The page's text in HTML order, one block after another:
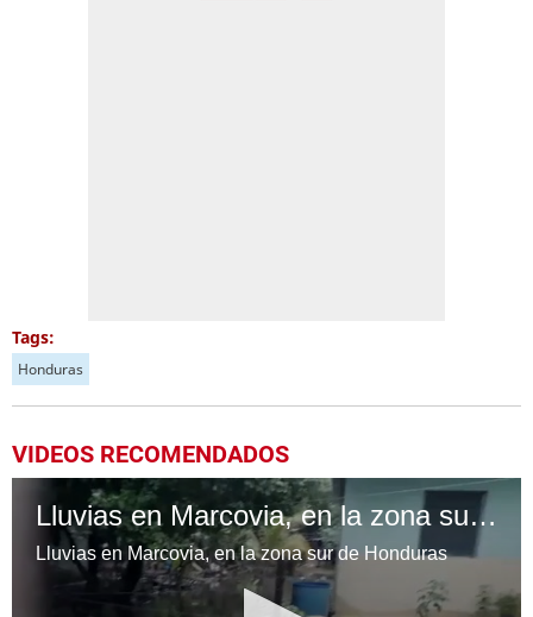
Tags:
Honduras
VIDEOS RECOMENDADOS
Lluvias en Marcovia, en la zona sur de Honduras
Lluvias en Marcovia, en la zona sur de Honduras